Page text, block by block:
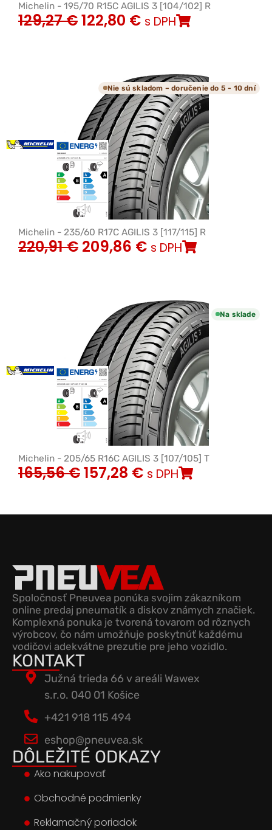
Michelin - 195/70 R15C AGILIS 3 [104/102] R
129,27€122,80 € s DPH
Nie sú skladom – doručenie do 5 - 10 dní
Michelin - 235/60 R17C AGILIS 3 [117/115] R
220,91€ 209,86 € s DPH
Na sklade
Michelin - 205/65 R16C AGILIS 3 [107/105] T
165,56€157,28 € s DPH
Spoločnosť Pneuvea ponúka svojim zákazníkom
online predaj pneumatík a diskov známych značiek.
Komplexná ponuka je tvorená tovarom od rôznych
výrobcov, čo nám umožňuje poskytnúť každému
vodičovi adekvátne prezutie pre jeho vozidlo.
KONTAKT
Južná trieda 66 v areáli Wawex
s.r.o. 040 01 Košice
+421 918 115 494
eshop@pneuvea.sk
DÔLEŽITÉ ODKAZY
Ako nakupovať
Obchodné podmienky
Reklamačný poriadok